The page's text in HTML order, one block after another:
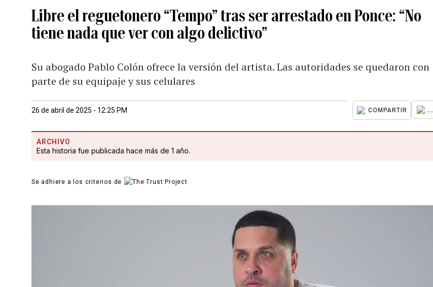
Libre el reguetonero “Tempo” tras ser arrestado en Ponce: “No
tiene nada que ver con algo delictivo”
Su abogado Pablo Colón ofrece la versión del artista. Las autoridades se quedaron con
parte de su equipaje y sus celulares
26 de abril de 2025 - 12:25 PM COMPARTIR ...
ARCHIVO
Esta historia fue publicada hace más de 1 año.
Se adhiere a los criterios de